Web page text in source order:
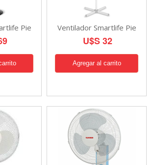
Pie Ventilador Smartlife Pie
U$S 32